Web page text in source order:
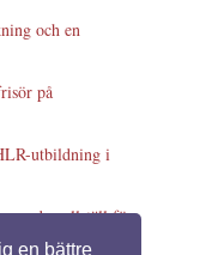
en bättre
och en
på
utbildning i
pallställ för